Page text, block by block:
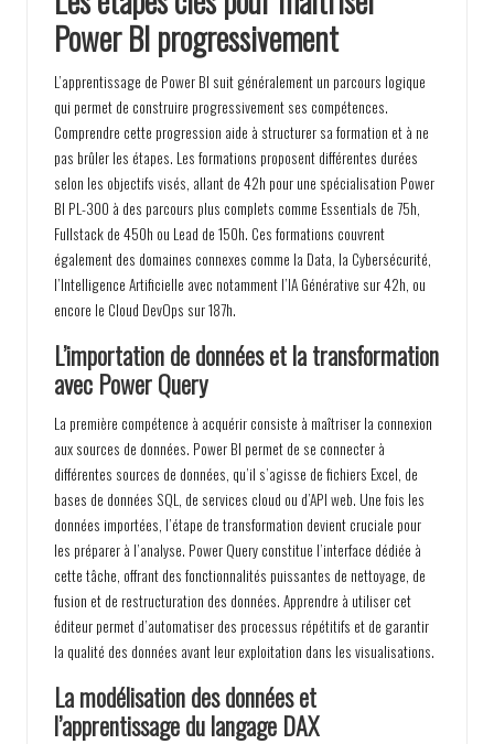
Power BI progressivement
L’apprentissage de Power BI suit généralement un parcours logique
qui permet de construire progressivement ses compétences.
Comprendre cette progression aide à structurer sa formation et à ne
pas brûler les étapes. Les formations proposent différentes durées
selon les objectifs visés, allant de 42h pour une spécialisation Power
BI PL-300 à des parcours plus complets comme Essentials de 75h,
Fullstack de 450h ou Lead de 150h. Ces formations couvrent
également des domaines connexes comme la Data, la Cybersécurité,
l’Intelligence Artificielle avec notamment l’IA Générative sur 42h, ou
encore le Cloud DevOps sur 187h.
L’importation de données et la transformation
avec Power Query
La première compétence à acquérir consiste à maîtriser la connexion
aux sources de données. Power BI permet de se connecter à
différentes sources de données, qu’il s’agisse de fichiers Excel, de
bases de données SQL, de services cloud ou d’API web. Une fois les
données importées, l’étape de transformation devient cruciale pour
les préparer à l’analyse. Power Query constitue l’interface dédiée à
cette tâche, offrant des fonctionnalités puissantes de nettoyage, de
fusion et de restructuration des données. Apprendre à utiliser cet
éditeur permet d’automatiser des processus répétitifs et de garantir
la qualité des données avant leur exploitation dans les visualisations.
La modélisation des données et
l’apprentissage du langage DAX